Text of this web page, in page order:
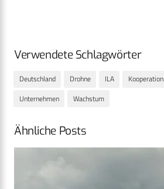
Verwendete Schlagwörter
Deutschland Drohne ILA Kooperation
Unternehmen
Wachstum
Ähnliche Posts